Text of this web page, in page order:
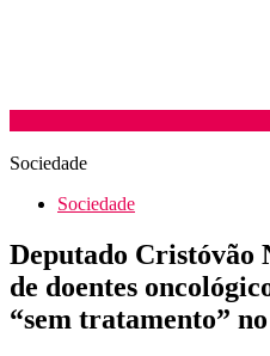
Sociedade
Sociedade
Deputado Cristóvão
de doentes
“sem tratamento”